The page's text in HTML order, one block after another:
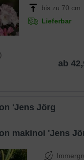
bis zu 70 cm
Lieferbar
)
ab
makinoi 'Jens